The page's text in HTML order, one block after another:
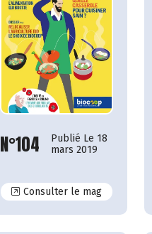
N°104
Publié Le 18
mars 2019
Consulter le magN°104